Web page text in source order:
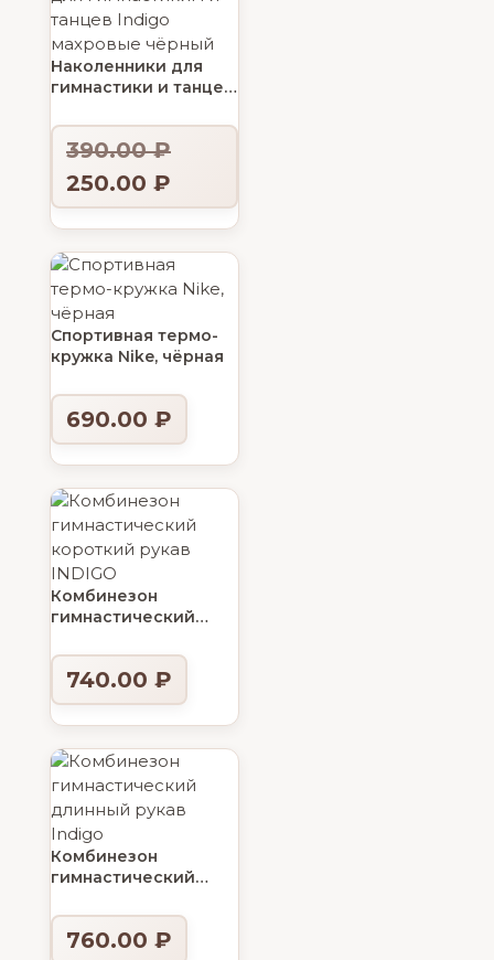
Наколенники для
гимнастики и танцев
390.00₽
250.00 ₽
Спортивная термо-
кружка Nike, чёрная
690.00 ₽
Комбинезон
гимнастический
INDIGO
740.00 ₽
Комбинезон
гимнастический
INDIGO
760.00 ₽